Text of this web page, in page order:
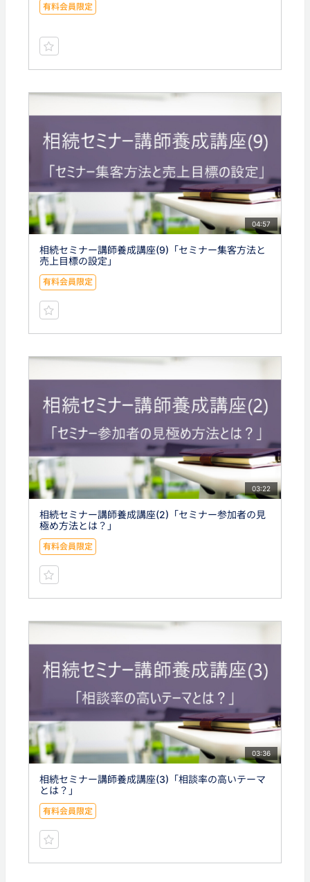
有料会員限定
04:57
相続セミナー講師養成講座(9)「セミナー集客方法と
売上目標の設定」
有料会員限定
03:22
相続セミナー講師養成講座(2)「セミナー参加者の見
極め方法とは？」
有料会員限定
03:36
相続セミナー講師養成講座(3)「相談率の高いテーマ
とは？」
有料会員限定